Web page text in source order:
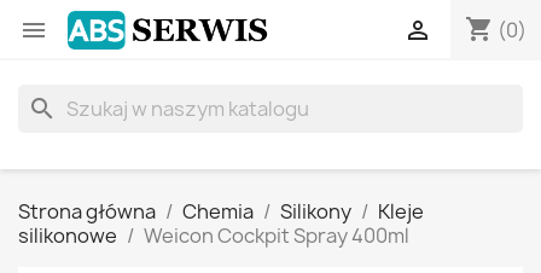
 shopping_cart (0)

search
Strona główna Chemia Silikony
Kleje
silikonowe
Weicon Cockpit Spray 400ml